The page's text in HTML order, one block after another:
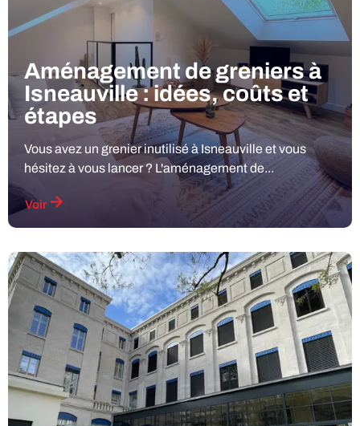
Aménagement de greniers à
Isneauville : idées, coûts et
étapes
Vous avez un grenier inutilisé à Isneauville et vous
hésitez à vous lancer ? L'aménagement de...
Voir